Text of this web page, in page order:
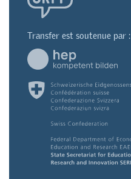
Transfer est soutenue par :